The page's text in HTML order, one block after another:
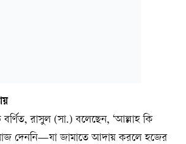
রাসুল (সা.) বলেছেন, ‘আল্লাহ কি
দেননি—যা জামাতে আদায় করলে হজের